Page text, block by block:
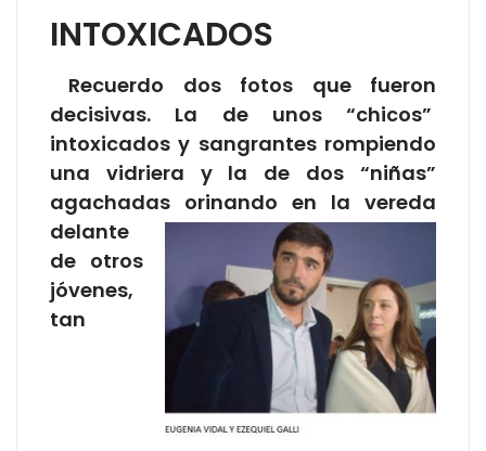
INTOXICADOS
Recuerdo dos fotos que fueron
decisivas. La de unos “chicos”
intoxicados y sangrantes rompiendo
una vidriera y la de dos “niñas”
agachadas orinando en la vereda
delante
de otros
jóvenes,
tan